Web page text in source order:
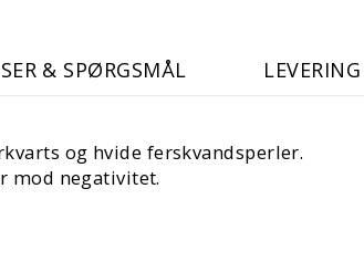
& SPØRGSMÅL
og hvide ferskvandsperler.
mod negativitet.